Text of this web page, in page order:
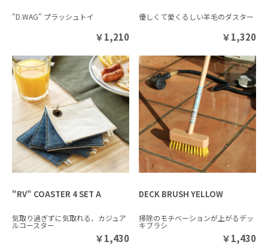
"D.WAG" プラッシュトイ
￥1,210
優しくて愛くるしい羊毛のダスター
￥1,320
"RV" COASTER 4 SET A
気取り過ぎずに気取れる、カジュア
ルコースター
￥1,430
DECK BRUSH YELLOW
掃除のモチベーションが上がるデッ
キブラシ
￥1,430